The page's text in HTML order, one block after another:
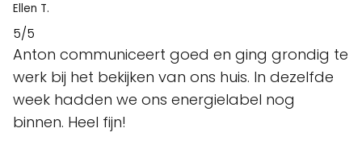
Ellen T.
5/5
Anton communiceert goed en ging grondig te
werk bij het bekijken van ons huis. In dezelfde
week hadden we ons energielabel nog
binnen. Heel fijn!